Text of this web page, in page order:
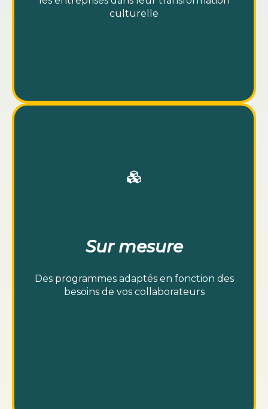
culturelle
Sur mesure
Des programmes adaptés en fonction des
besoins de vos collaborateurs